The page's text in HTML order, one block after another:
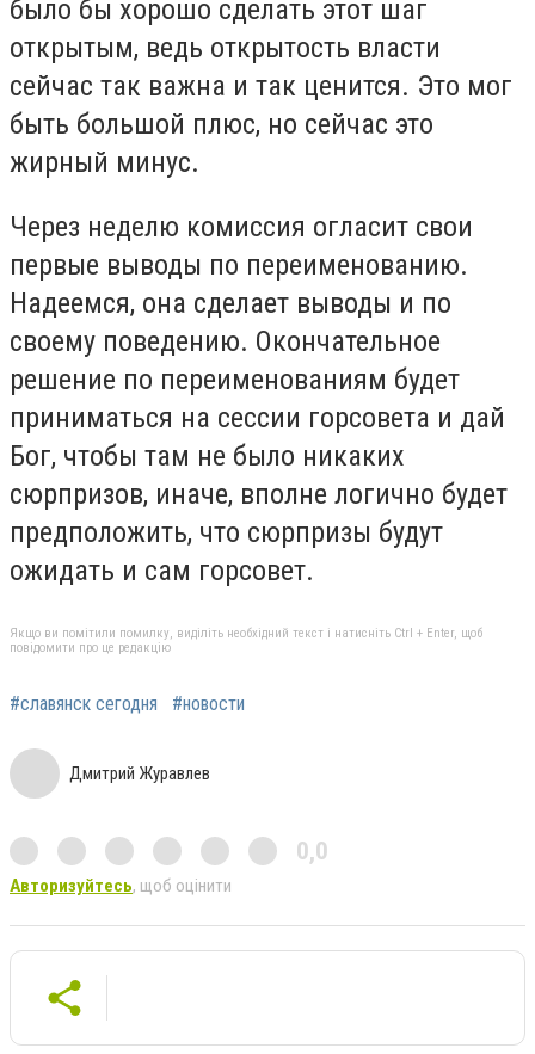
было бы хорошо сделать этот шаг
открытым, ведь открытость власти
сейчас так важна и так ценится. Это мог
быть большой плюс, но сейчас это
жирный минус.
Через неделю комиссия огласит свои
первые выводы по переименованию.
Надеемся, она сделает выводы и по
своему поведению. Окончательное
решение по переименованиям будет
приниматься на сессии горсовета и дай
Бог, чтобы там не было никаких
сюрпризов, иначе, вполне логично будет
предположить, что сюрпризы будут
ожидать и сам горсовет.
Якщо ви помітили помилку, виділіть необхідний текст і натисніть Ctrl + Enter, щоб
повідомити про це редакцію
#славянск сегодня #новости
Дмитрий Журавлев
0,0
Авторизуйтесь, щоб оцінити